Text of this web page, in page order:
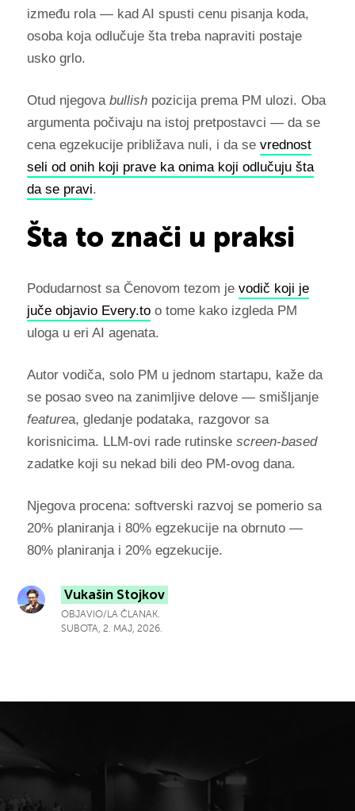
između rola — kad AI spusti cenu pisanja koda,
osoba koja odlučuje šta treba napraviti postaje
usko grlo.
Otud njegova bullishpozicija prema PM ulozi. Oba
argumenta počivaju na istoj pretpostavci — da se
cena egzekucije približava nuli, i da se vrednost
seli od onih koji prave ka onima koji odlučuju šta
da se pravi.
Šta to znači u praksi
Podudarnost sa Čenovom tezom je vodič koji je
juče objavio Every.too tome kako izgleda PM
uloga u eri AI agenata.
Autor vodiča, solo PM u jednom startapu, kaže da
se posao sveo na zanimljive delove — smišljanje
featurea, gledanje podataka, razgovor sa
korisnicima. LLM-ovi rade rutinske screen-based
zadatke koji su nekad bili deo PM-ovog dana.
Njegova procena: softverski razvoj se pomerio sa
20% planiranja i 80% egzekucije na obrnuto —
80% planiranja i 20% egzekucije.
Vukašin Stojkov
OBJAVIO/LA ČLANAK.
SUBOTA, 2. MAJ, 2026.